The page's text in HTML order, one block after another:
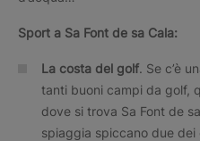
Sport a Sa Font de sa Cala:
La costa del golf. Se c’è
tanti buoni campi da golf,
dove si trova Sa Font de
spiaggia spiccano due